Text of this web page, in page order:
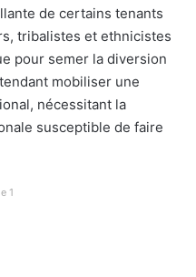
de certains tenants
tribalistes et ethnicistes
pour semer la diversion
mobiliser une
nécessitant la
susceptible de faire
1